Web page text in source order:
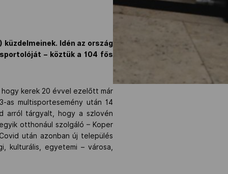
Idén az ország
– köztük a 104 fős
kerek 20 évvel ezelőtt már
multisportesemény után 14
arról tárgyalt, hogy a szlovén
otthonául szolgáló – Koper
után azonban új település
kulturális, egyetemi – városa,